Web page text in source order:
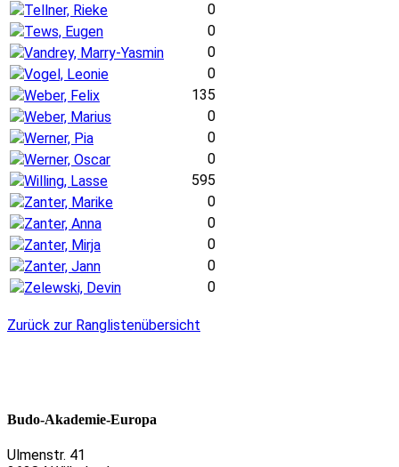
Tellner, Rieke
0
Tews, Eugen
0
Vandrey, Marry-Yasmin
0
Vogel, Leonie
0
Weber, Felix
135
Weber, Marius
0
Werner, Pia
0
Werner, Oscar
0
Willing, Lasse
595
Zanter, Marike
0
Zanter, Anna
0
Zanter, Mirja
0
Zanter, Jann
0
Zelewski, Devin
0
Zurück zur Ranglistenübersicht
Budo-Akademie-Europa
Ulmenstr. 41